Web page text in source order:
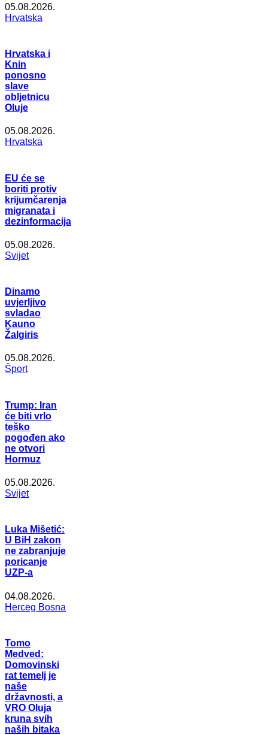
05.08.2026.
Hrvatska
Hrvatska i
Knin
ponosno
slave
obljetnicu
Oluje
05.08.2026.
Hrvatska
EU će se
boriti protiv
krijumčarenja
migranata i
dezinformacija
05.08.2026.
Svijet
Dinamo
uvjerljivo
svladao
Kauno
Žalgiris
05.08.2026.
Šport
Trump: Iran
će biti vrlo
teško
pogođen ako
ne otvori
Hormuz
05.08.2026.
Svijet
Luka Mišetić:
U BiH zakon
ne zabranjuje
poricanje
UZP-a
04.08.2026.
Herceg Bosna
Tomo
Medved:
Domovinski
rat temelj je
naše
državnosti, a
VRO Oluja
kruna svih
naših bitaka